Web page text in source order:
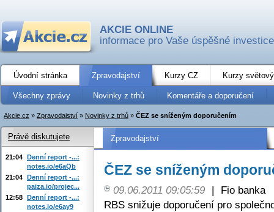
AKCIE ONLINE
informace pro Vaše úspěšné investice
Úvodní stránka Zpravodajství Kurzy CZ Kurzy
Všechny zprávy Novinky z trhů Komentáře a doporučení
Akcie.cz » Zpravodajství » Novinky z trhů » ČEZ se sníženým doporučením
Zpravodajství
ČEZ se sníženým
09.06.2011 09:05:59 |
Fio banka
RBS snižuje doporučení pro
Právě diskutujete
21:04 Denní report -...:
notes.io/e6aQb
21:04 Denní report -...:
paiza.io/projec...
12:58 Denní report -...:
notes.io/e6ay9